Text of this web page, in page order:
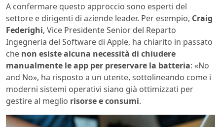
A confermare questo approccio sono esperti del
settore e dirigenti di aziende leader. Per esempio, Craig
Federighi, Vice Presidente Senior del Reparto
Ingegneria del Software di Apple, ha chiarito in passato
che non esiste alcuna necessità di chiudere
manualmente le app per preservare la batteria: «No
and No», ha risposto a un utente, sottolineando come i
moderni sistemi operativi siano già ottimizzati per
gestire al meglio risorse e consumi.